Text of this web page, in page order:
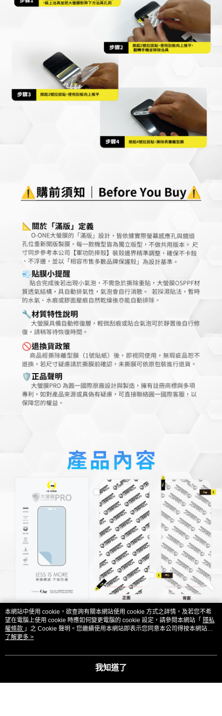
本網站中使用 cookie，欲查詢有關本網站使用 cookie 方式之詳情，及若您不希
望在電腦上使用 cookie 時應如何變更電腦的 cookie 設定，請參閱本網站「 隱私
權條款 」之 Cookie 聲明。您繼續使用本網站即表示您同意本公司得按本網站使
用條款之 Cookie 聲明使用 cookie。
了解更多 >
我知道了